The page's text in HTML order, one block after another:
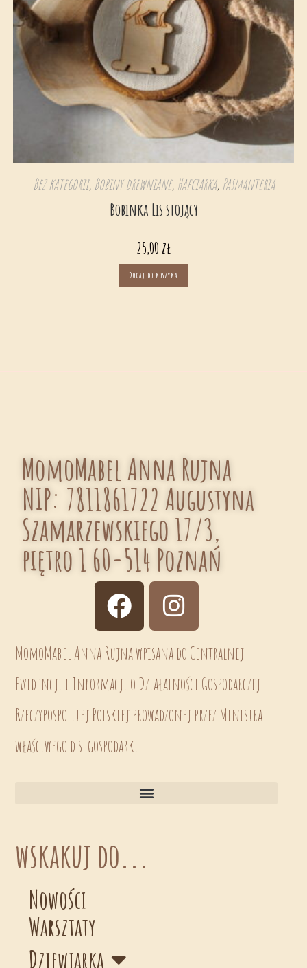
Bez kategorii, Bobiny drewniane, Hafciarka, Pasmanteria
Bobinka Lis stojący
25,00 zł
Dodaj do koszyka
MomoMabel Anna Rujna
NIP: 7811861722 Augustyna
Szamarzewskiego 17/3,
piętro 1 60-514 Poznań
MomoMabel Anna Rujna wpisana do Centralnej
Ewidencji i Informacji o Działalności Gospodarczej
Rzeczypospolitej Polskiej prowadzonej przez Ministra
właściwego d.s. gospodarki.
wskakuj do...
Nowości
Warsztaty
Dziewiarka